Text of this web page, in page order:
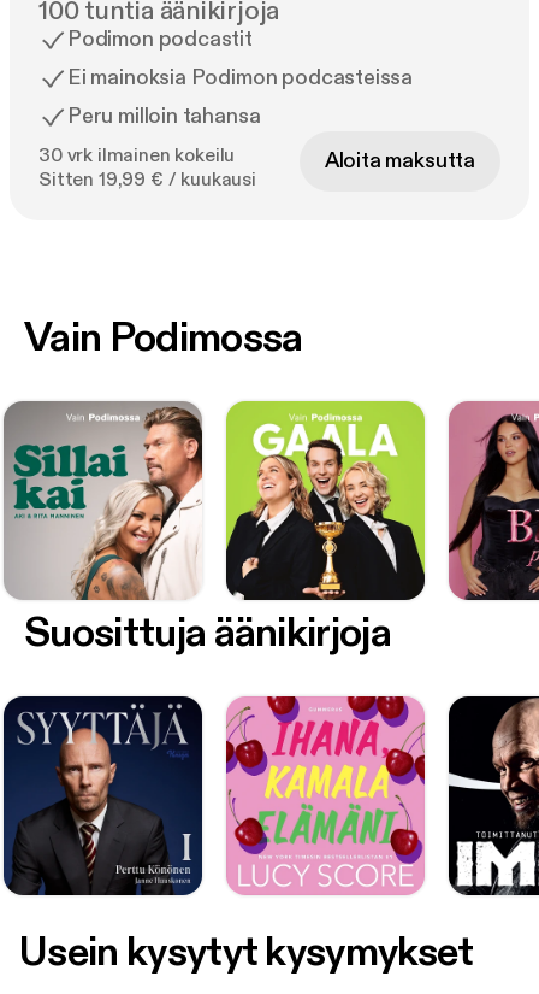
100 tuntia äänikirjoja
Podimon podcastit
Ei mainoksia Podimon podcasteissa
Peru milloin tahansa
30 vrk ilmainen kokeilu
Sitten 19,99 € / kuukausi
Aloita maksutta
Vain Podimossa
Suosittuja äänikirjoja
Usein kysytyt kysymykset